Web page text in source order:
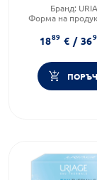
Бранд:
Форма на
Подхранване и
1889 € / 36